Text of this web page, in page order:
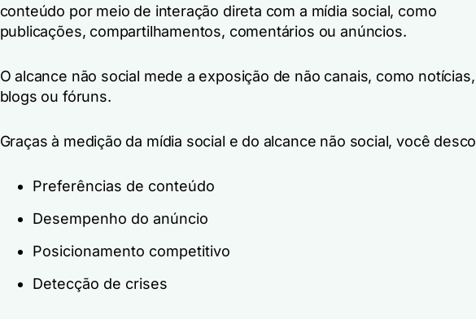
conteúdo por meio de interação direta com a mídia social, como
publicações, compartilhamentos, comentários ou anúncios.
O alcance não social mede a exposição de não canais, como
blogs ou fóruns.
Graças à medição da mídia social e do alcance não social, você
Preferências de conteúdo
Desempenho do anúncio
Posicionamento competitivo
Detecção de crises